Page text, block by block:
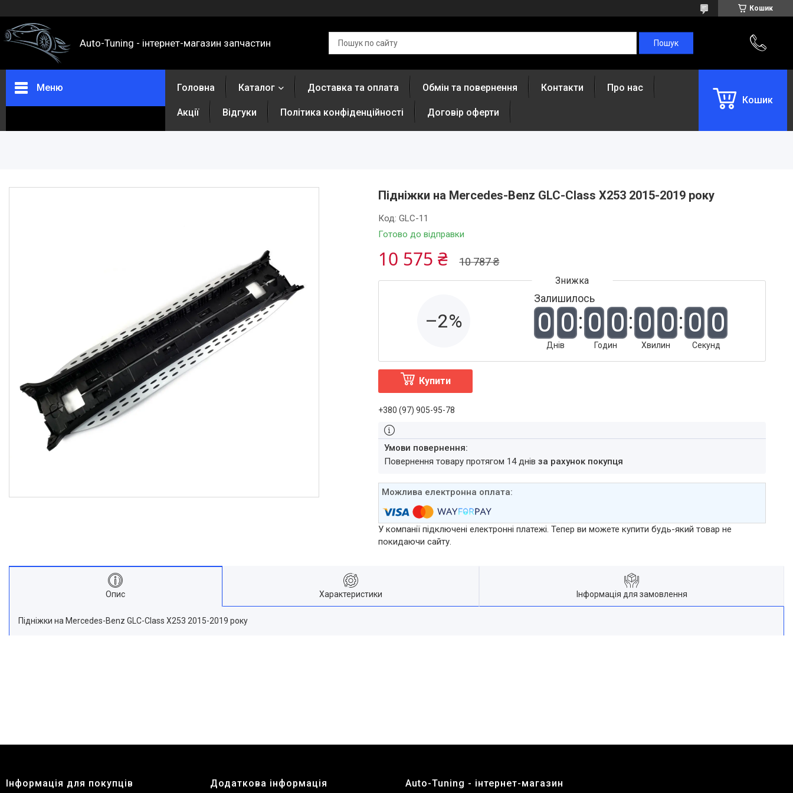
Кошик
Auto-Tuning - інтернет-магазин запчастин
Меню Головна Каталог Доставка та оплата Обмін та повернення Контакти Про нас
Акції Відгуки Політика конфіденційності Договір оферти
Кошик
Підніжки на Mercedes-Benz GLC-Class X253 2015-2019 року
Готово до відправки
Код:GLC-11
10 787 ₴
10 575 ₴
–2%
Залишилось
0 0
Днів
0 0
Годин
0 0
Хвилин
0 0
Секунд
Купити
+380 (97) 905-95-78
повернення товару протягом 14 днівза рахунок покупця
У компанії підключені електронні платежі. Тепер ви можете купити будь-який товар не
покидаючи сайту.
Опис Характеристики Інформація для замовлення
Підніжки на Mercedes-Benz GLC-Class X253 2015-2019 року
Інформація для покупців Додаткова інформація
Auto-Tuning - інтернет-магазин